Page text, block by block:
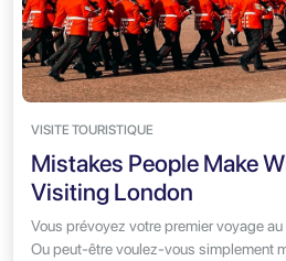
VISITE TOURISTIQUE
Mistakes People Make
Visiting London
Vous prévoyez votre premier voyage
Ou peut-être voulez-vous simplement